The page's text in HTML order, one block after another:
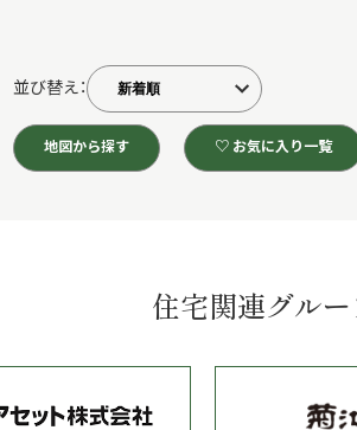
並び替え：
地図から探す ♡ お気に入り一覧
住宅関連グル